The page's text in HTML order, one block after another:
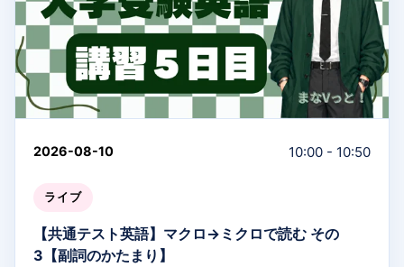
#高校受験数学 #夏期講習 #中学数学
#総合
テスト対策 #数学 #受験生応援 #ライブ授業
#受験勉強
#数学解説
2026-08-10 10:00 - 10:50
ライブ
【共通テスト英語】マクロ→ミクロで読む その
3【副詞のかたまり】